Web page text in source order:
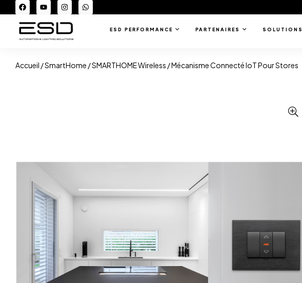
ESD PERFORMANCE PARTENAIRES SOLUTIONS
Accueil /SmartHome /SMARTHOME Wireless / Mécanisme Connecté IoT Pour Stores